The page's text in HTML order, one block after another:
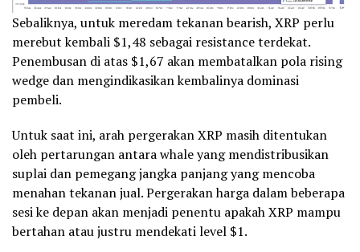
Sebaliknya, untuk meredam tekanan bearish, XRP perlu
merebut kembali $1,48 sebagai resistance terdekat.
Penembusan di atas $1,67 akan membatalkan pola rising
wedge dan mengindikasikan kembalinya dominasi
pembeli.
Untuk saat ini, arah pergerakan XRP masih ditentukan
oleh pertarungan antara whale yang mendistribusikan
suplai dan pemegang jangka panjang yang mencoba
menahan tekanan jual. Pergerakan harga dalam beberapa
sesi ke depan akan menjadi penentu apakah XRP mampu
bertahan atau justru mendekati level $1.